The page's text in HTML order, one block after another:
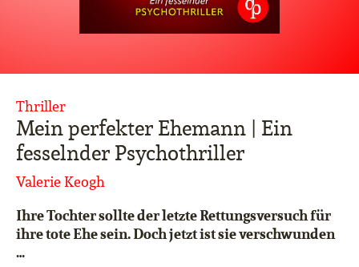
Mein perfekter Ehemann | Ein
fesselnder Psychothriller
Valerie Keogh
Thriller
Ihre Tochter sollte der letzte Rettungsversuch für
ihre tote Ehe sein. Doch jetzt ist sie verschwunden
…